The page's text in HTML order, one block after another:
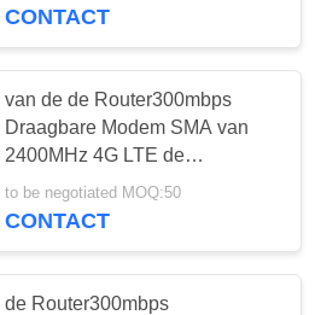
CONTACT
van de de Router300mbps
Draagbare Modem SMA van
2400MHz 4G LTE de
Antenneschakelaar
to be negotiated MOQ:50
CONTACT
de Router300mbps